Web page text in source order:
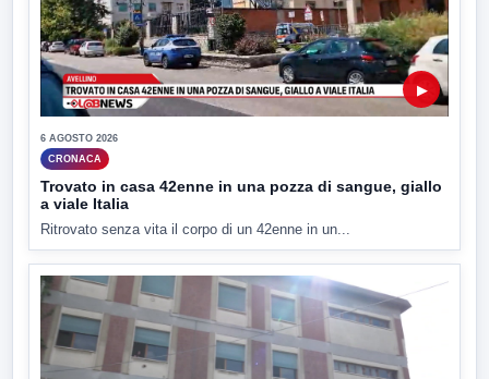
▶
6 AGOSTO 2026
CRONACA
Trovato in casa 42enne in una pozza di sangue, giallo
a viale Italia
Ritrovato senza vita il corpo di un 42enne in un...